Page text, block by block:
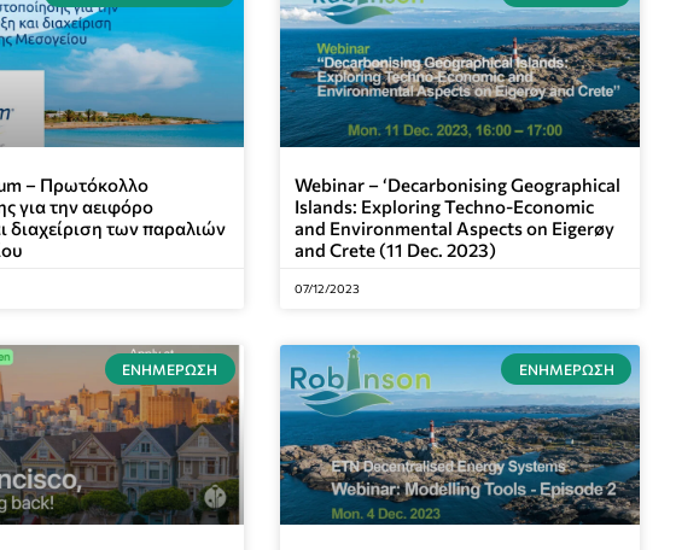
– Πρωτόκολλο
για την αειφόρο
διαχείριση των παραλιών
Webinar – ‘Decarbonising Geographical
Islands: Exploring Techno-Economic
and Environmental Aspects on Eigerøy
and Crete (11 Dec. 2023)
07/12/2023
ΕΝΗΜΈΡΩΣΗ ΕΝΗΜΈΡΩΣΗ